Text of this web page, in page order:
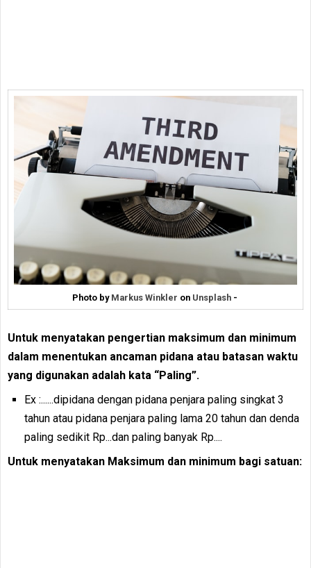
Photo by Markus Winkler on Unsplash-
Untuk menyatakan pengertian maksimum dan minimum
dalam menentukan ancaman pidana atau batasan waktu
yang digunakan adalah kata “Paling”.
Ex :......dipidana dengan pidana penjara paling singkat 3
tahun atau pidana penjara paling lama 20 tahun dan denda
paling sedikit Rp...dan paling banyak Rp....
Untuk menyatakan Maksimum dan minimum bagi satuan: